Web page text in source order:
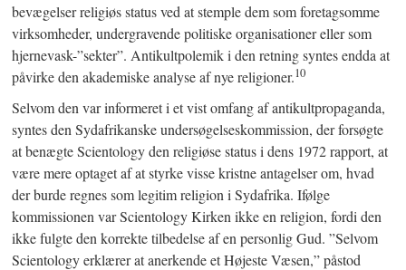
bevægelser religiøs status ved at stemple dem som foretagsomme
virksomheder, undergravende politiske organisationer eller som
hjernevask-”sekter”. Antikultpolemik i den retning syntes endda at
påvirke den akademiske analyse af nye religioner.10
Selvom den var informeret i et vist omfang af antikultpropaganda,
syntes den Sydafrikanske undersøgelseskommission, der forsøgte
at benægte Scientology den religiøse status i dens 1972 rapport, at
være mere optaget af at styrke visse kristne antagelser om, hvad
der burde regnes som legitim religion i Sydafrika. Ifølge
kommissionen var Scientology Kirken ikke en religion, fordi den
ikke fulgte den korrekte tilbedelse af en personlig Gud. ”Selvom
Scientology erklærer at anerkende et Højeste Væsen,” påstod